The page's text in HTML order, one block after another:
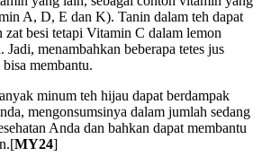
A, D, E dan K). Tanin dalam teh dapat
zat besi tetapi Vitamin C dalam lemon
menambahkan beberapa tetes jus
membantu.
minum teh hijau dapat berdampak
mengonsumsinya dalam jumlah sedang
Anda dan bahkan dapat membantu
MY24]